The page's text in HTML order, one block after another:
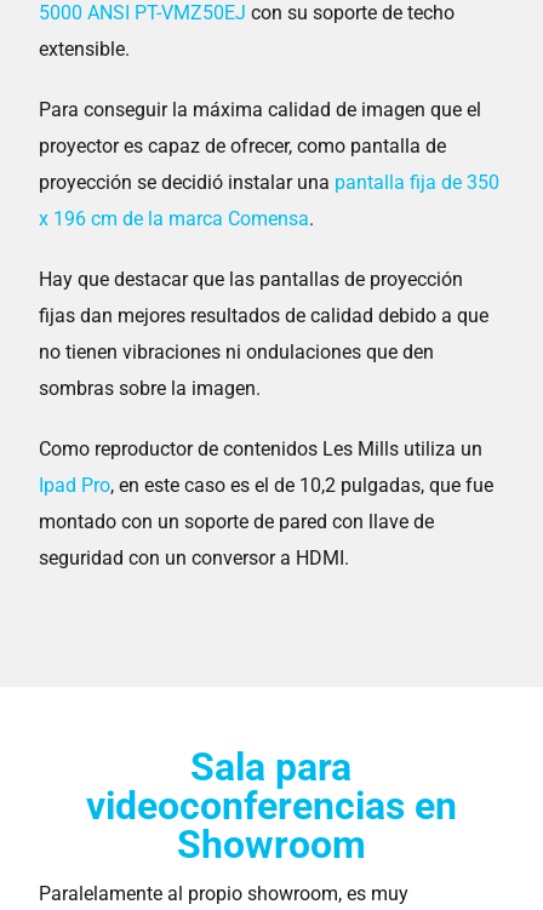
5000 ANSI PT-VMZ50EJ con su soporte de techo
extensible.
Para conseguir la máxima calidad de imagen que el
proyector es capaz de ofrecer, como pantalla de
proyección se decidió instalar una pantalla fija de 350
x 196 cm de la marca Comensa.
Hay que destacar que las pantallas de proyección
fijas dan mejores resultados de calidad debido a que
no tienen vibraciones ni ondulaciones que den
sombras sobre la imagen.
Como reproductor de contenidos Les Mills utiliza un
Ipad Pro, en este caso es el de 10,2 pulgadas, que fue
montado con un soporte de pared con llave de
seguridad con un conversor a HDMI.
Sala para
videoconferencias en
Showroom
Paralelamente al propio showroom, es muy